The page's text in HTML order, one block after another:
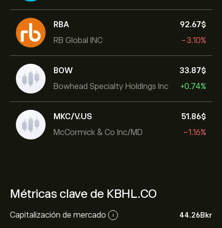
RBA
RB Global INC
92.67‎$‎
-3.10%
BOW
Bowhead Specialty Holdings Inc
33.87‎$‎
+0.74%
MKC/V.US
McCormick & Co Inc/MD
51.86‎$‎
-1.16%
Métricas clave de KBHL.CO
Capitalización de mercado i 44.26B‎kr‎